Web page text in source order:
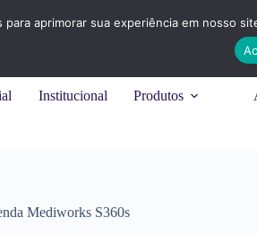
Institucional Produtos
Mediworks S360s
para aprimorar sua experiência em nosso